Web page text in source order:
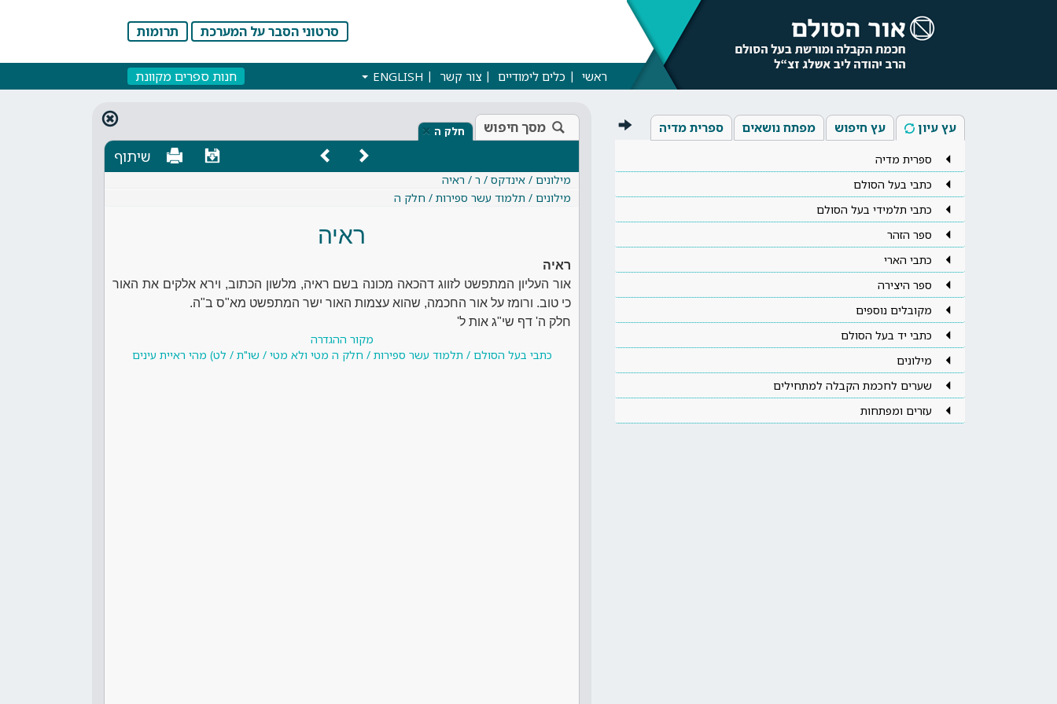
סרטוני הסבר על המערכת תרומות
ראשי כלים לימודיים צור קשר ENGLISH חנות ספרים מקוונת
עץ עיון עץ חיפוש מפתח נושאים ספרית מדיה
ספרית מדיה
כתבי בעל הסולם
כתבי תלמידי בעל הסולם
ספר הזהר
כתבי הארי
ספר היצירה
מקובלים נוספים
כתבי יד בעל הסולם
מילונים
שערים לחכמת הקבלה למתחילים
עזרים ומפתחות
מסך חיפוש חלק ה ×
שיתוף
מילונים / אינדקס / ר / ראיה
מילונים / תלמוד עשר ספירות / חלק ה
ראיה
ראיה
אור העליון המתפשט לזווג דהכאה מכונה בשם ראיה, מלשון הכתוב, וירא אלקים את האור
כי טוב. ורומז על אור החכמה, שהוא עצמות האור ישר המתפשט מא"ס ב"ה.
חלק ה' דף שי"ג אות ל'
מקור ההגדרה
כתבי בעל הסולם / תלמוד עשר ספירות / חלק ה מטי ולא מטי / שו"ת / לט) מהי ראיית עינים